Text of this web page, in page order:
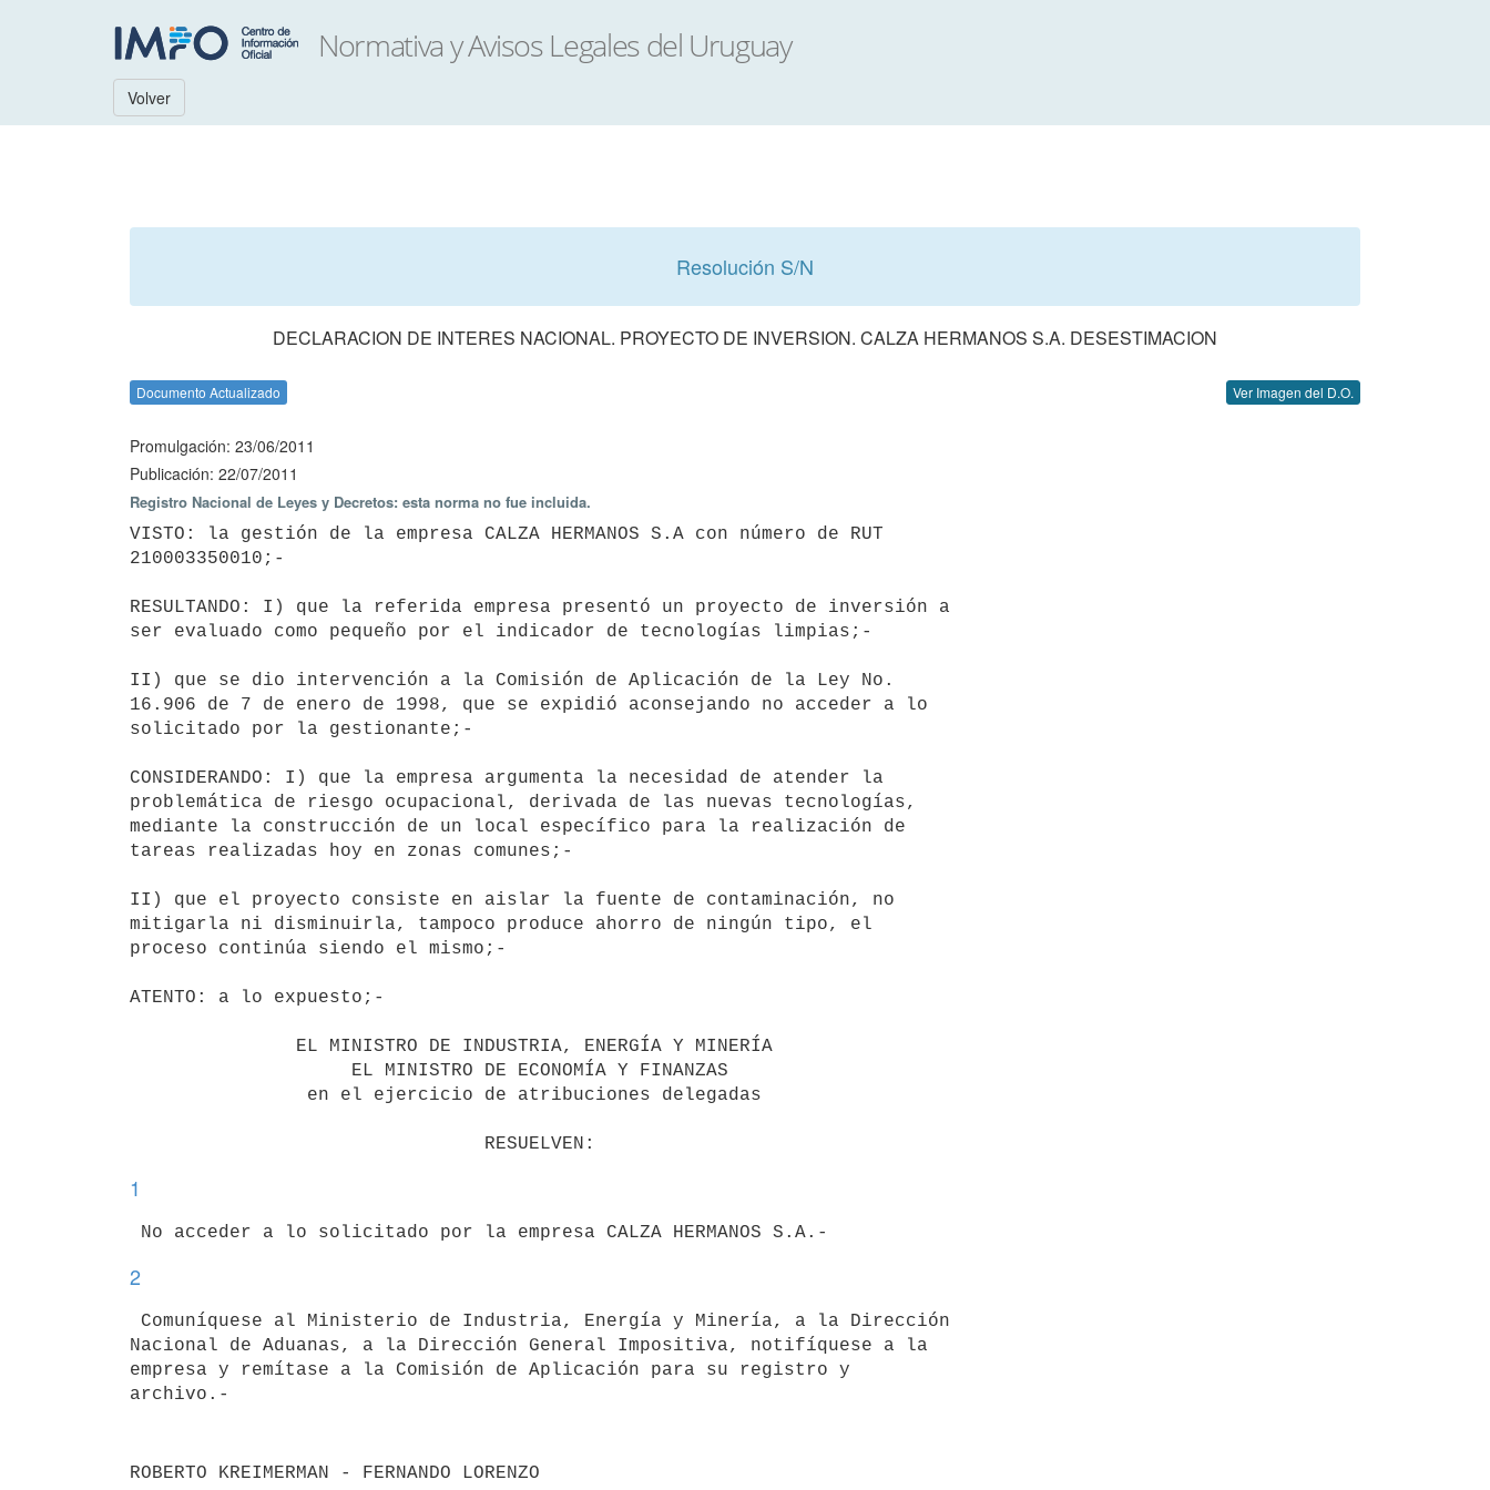
Volver
Resolución S/N
DECLARACION DE INTERES NACIONAL. PROYECTO DE INVERSION. CALZA HERMANOS S.A. DESESTIMACION
Documento Actualizado Ver Imagen del D.O.
Promulgación: 23/06/2011
Publicación: 22/07/2011
Registro Nacional de Leyes y Decretos: esta norma no fue incluida.
VISTO: la gestión de la empresa CALZA HERMANOS S.A con número de RUT
210003350010;-
RESULTANDO: I) que la referida empresa presentó un proyecto de inversión a
ser evaluado como pequeño por el indicador de tecnologías limpias;-
II) que se dio intervención a la Comisión de Aplicación de la Ley No.
16.906 de 7 de enero de 1998, que se expidió aconsejando no acceder a lo
solicitado por la gestionante;-
CONSIDERANDO: I) que la empresa argumenta la necesidad de atender la
problemática de riesgo ocupacional, derivada de las nuevas tecnologías,
mediante la construcción de un local específico para la realización de
tareas realizadas hoy en zonas comunes;-
II) que el proyecto consiste en aislar la fuente de contaminación, no
mitigarla ni disminuirla, tampoco produce ahorro de ningún tipo, el
proceso continúa siendo el mismo;-
ATENTO: a lo expuesto;-
1
2
Nacional de Aduanas, a la Dirección General Impositiva, notifíquese a la
empresa y remítase a la Comisión de Aplicación para su registro y